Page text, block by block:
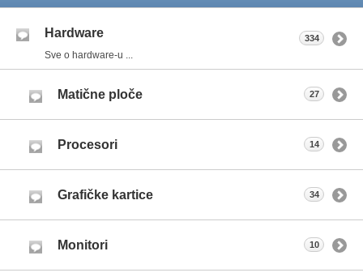
Hardware
Sve o hardware-u ...
334
Matične ploče 27
Procesori 14
Grafičke kartice 34
Monitori 10